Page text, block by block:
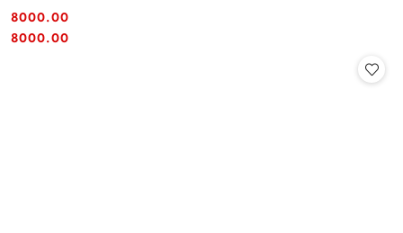
Cena:
8000.00
Cena:
8000.00